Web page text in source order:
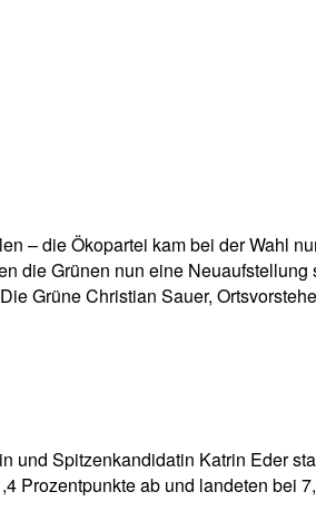
– die Ökopartei kam bei der Wahl
die Grünen nun eine
Grüne Christian Sauer,
Spitzenkandidatin Katrin Eder
Prozentpunkte ab und landeten bei